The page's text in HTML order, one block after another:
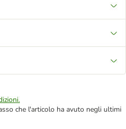
che l'articolo ha avuto negli ultimi